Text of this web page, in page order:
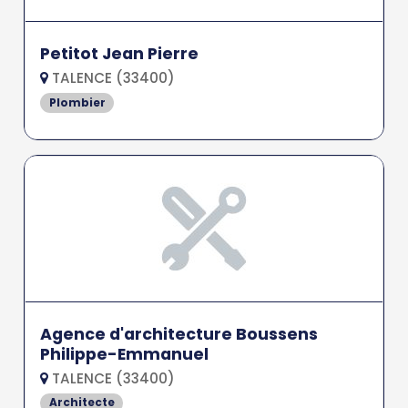
Petitot Jean Pierre
TALENCE (33400)
Plombier
Agence d'architecture Boussens
Philippe-Emmanuel
TALENCE (33400)
Architecte